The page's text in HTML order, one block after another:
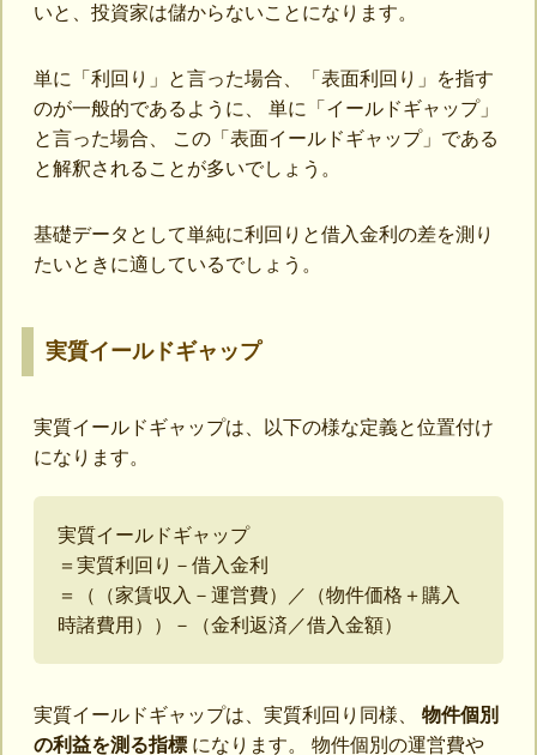
いと、投資家は儲からないことになります。
単に「利回り」と言った場合、「表面利回り」を指す
のが一般的であるように、 単に「イールドギャップ」
と言った場合、 この「表面イールドギャップ」である
と解釈されることが多いでしょう。
基礎データとして単純に利回りと借入金利の差を測り
たいときに適しているでしょう。
実質イールドギャップ
実質イールドギャップは、以下の様な定義と位置付け
になります。
実質イールドギャップ
＝実質利回り－借入金利
＝（（家賃収入－運営費）／（物件価格＋購入
時諸費用））－（金利返済／借入金額）
実質イールドギャップは、実質利回り同様、物件個別
の利益を測る指標 になります。 物件個別の運営費や